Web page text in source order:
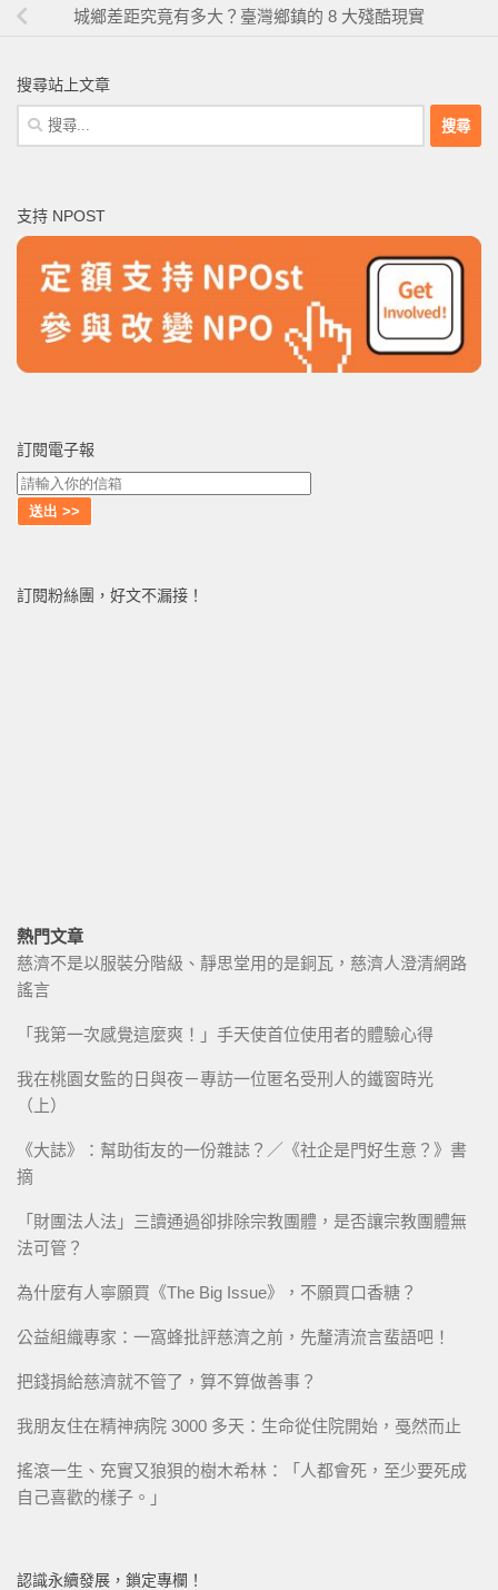
城鄉差距究竟有多大？臺灣鄉鎮的 8 大殘酷現實
搜尋站上文章
搜
尋
字:
支持 NPOST
訂閱電子報
訂閱粉絲團，好文不漏接！
熱門文章
慈濟不是以服裝分階級、靜思堂用的是銅瓦，慈濟人澄清網路
謠言
「我第一次感覺這麼爽！」手天使首位使用者的體驗心得
我在桃園女監的日與夜－專訪一位匿名受刑人的鐵窗時光
（上）
《大誌》：幫助街友的一份雜誌？／《社企是門好生意？》書
摘
「財團法人法」三讀通過卻排除宗教團體，是否讓宗教團體無
法可管？
為什麼有人寧願買《The Big Issue》，不願買口香糖？
公益組織專家：一窩蜂批評慈濟之前，先釐清流言蜚語吧！
把錢捐給慈濟就不管了，算不算做善事？
我朋友住在精神病院 3000 多天：生命從住院開始，戞然而止
搖滾一生、充實又狼狽的樹木希林：「人都會死，至少要死成
自己喜歡的樣子。」
認識永續發展，鎖定專欄！